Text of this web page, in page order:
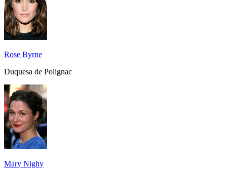
Rose Byrne
Duquesa de Polignac
Mary Nighy